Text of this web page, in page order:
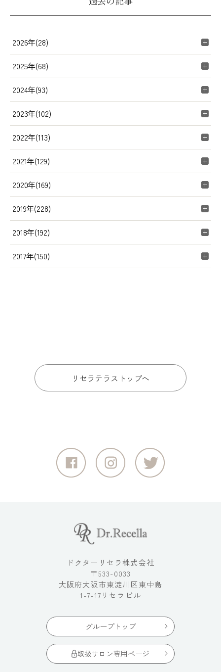
2026年(28)
2025年(68)
2024年(93)
2023年(102)
2022年(113)
2021年(129)
2020年(169)
2019年(228)
2018年(192)
2017年(150)
リセラテラストップへ
ドクターリセラ株式会社
〒533-0033
大阪府大阪市東淀川区東中島
1-7-17リセラビル
グループトップ
取扱サロン専用ページ